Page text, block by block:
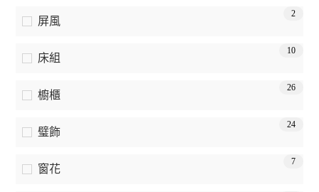
屏風
2
床組
10
櫥櫃
26
璧飾
24
窗花
7